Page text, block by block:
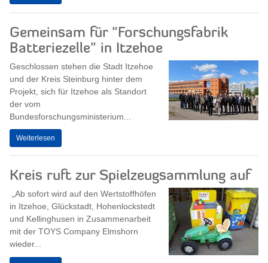
Gemeinsam für "Forschungsfabrik
Batteriezelle" in Itzehoe
Geschlossen stehen die Stadt Itzehoe
und der Kreis Steinburg hinter dem
Projekt, sich für Itzehoe als Standort
der vom
Bundesforschungsministerium...
Weiterlesen
Kreis ruft zur Spielzeugsammlung auf
„Ab sofort wird auf den Wertstoffhöfen
in Itzehoe, Glückstadt, Hohenlockstedt
und Kellinghusen in Zusammenarbeit
mit der TOYS Company Elmshorn
wieder...